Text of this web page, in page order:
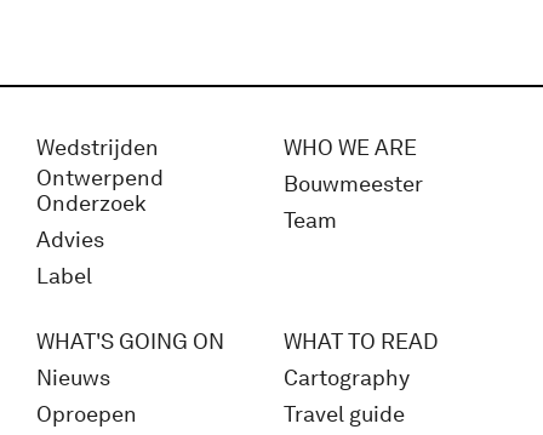
Wedstrijden
Ontwerpend
Onderzoek
Advies
Label
WHO WE ARE
Bouwmeester
Team
WHAT'S GOING ON
Nieuws
Oproepen
WHAT TO READ
Cartography
Travel guide